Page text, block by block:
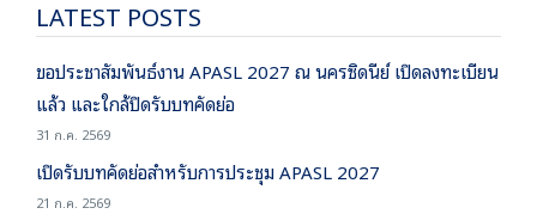
LATEST POSTS
ขอประชาสัมพันธ์งาน APASL 2027 ณ นครซิดนีย์ เปิดลงทะเบียน
แล้ว และใกล้ปิดรับบทคัดย่อ
31 ก.ค. 2569
เปิดรับบทคัดย่อสำหรับการประชุม APASL 2027
21 ก.ค. 2569